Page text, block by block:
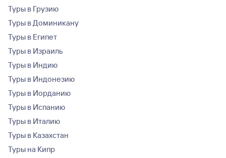
Туры в Грузию
Туры в Доминикану
Туры в Египет
Туры в Израиль
Туры в Индию
Туры в Индонезию
Туры в Иорданию
Туры в Испанию
Туры в Италию
Туры в Казахстан
Туры на Кипр